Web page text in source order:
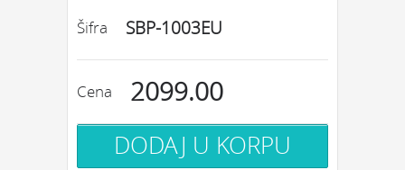
Šifra SBP-1003EU
Cena 2099.00